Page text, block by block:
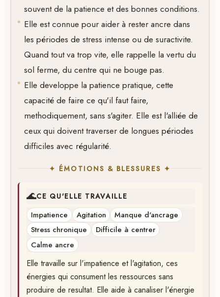
souvent de la patience et des bonnes conditions.
Elle est connue pour aider à rester ancre dans
les périodes de stress intense ou de suractivite.
Quand tout va trop vite, elle rappelle la vertu du
sol ferme, du centre qui ne bouge pas.
Elle developpe la patience pratique, cette
capacité de faire ce qu'il faut faire,
methodiquement, sans s'agiter. Elle est l'alliée de
ceux qui doivent traverser de longues périodes
difficiles avec régularité.
✦ ÉMOTIONS & BLESSURES ✦
🌊CE QU'ELLE TRAVAILLE
Impatience Agitation
Manque d'ancrage
Stress chronique
Difficile à centrer
Calme ancre
Elle travaille sur l'impatience et l'agitation, ces
énergies qui consument les ressources sans
produire de resultat. Elle aide à canaliser l'énergie